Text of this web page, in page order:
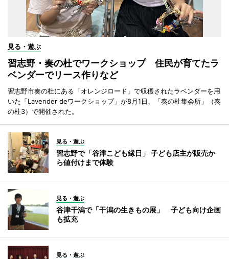
見る・遊ぶ
習志野・奏の杜でワークショップ 住民が育てたラ
ベンダーでリース作りなど
習志野市奏の杜にある「オレンジロード」で収穫されたラベンダーを用
いた「Lavender deワークショップ」が8月1日、「奏の杜集会所」（奏
の杜3）で開催された。
見る・遊ぶ
習志野で「谷津こども縁日」 子ども店主が販売か
ら値付けまで体験
見る・遊ぶ
谷津干潟で「干潟の生きもの展」 子ども向け企画
も拡充
見る・遊ぶ